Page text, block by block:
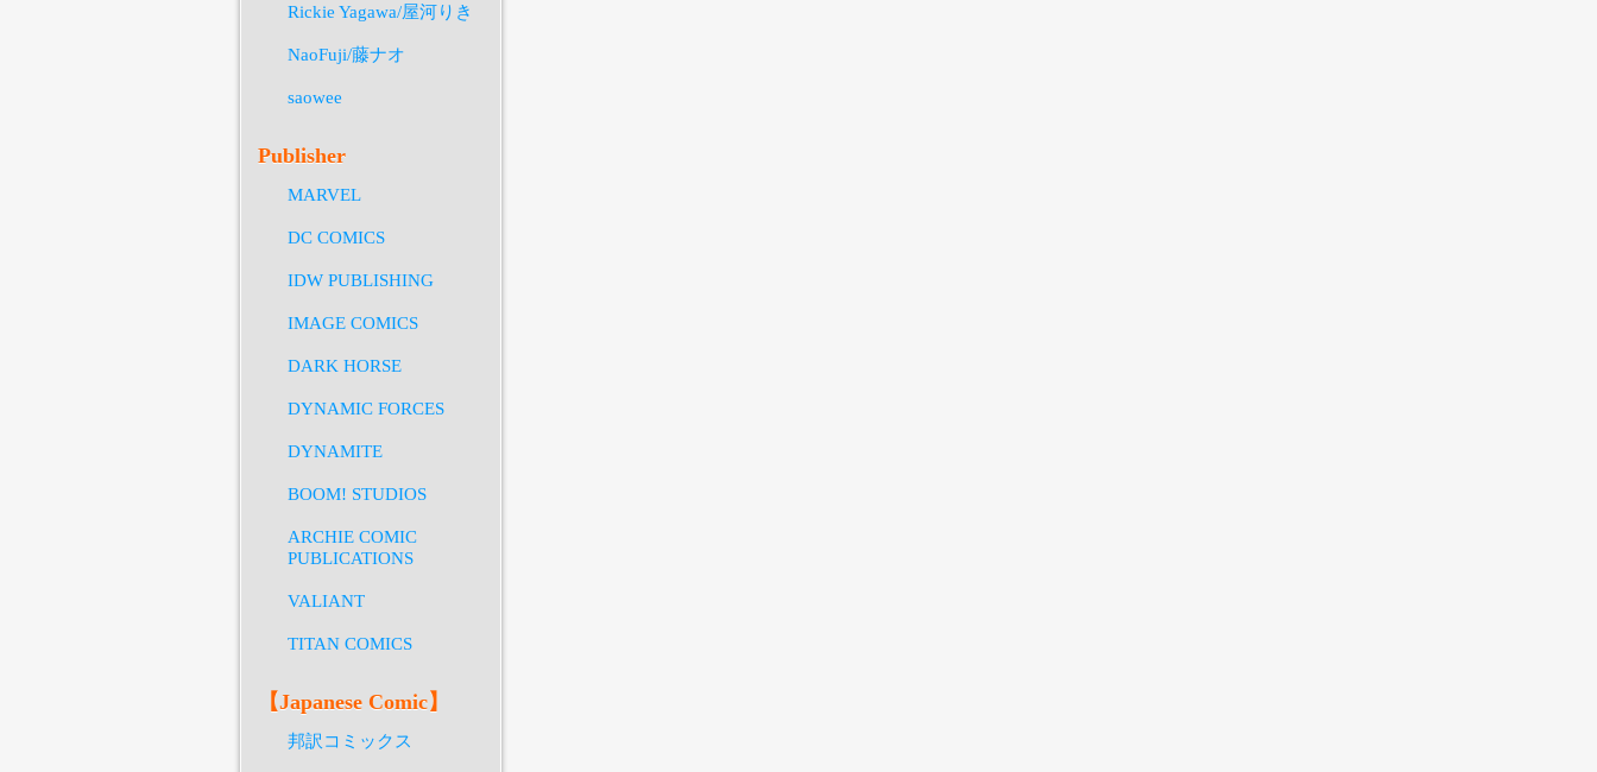
Rickie Yagawa/屋河りき
NaoFuji/藤ナオ
saowee
Publisher
MARVEL
DC COMICS
IDW PUBLISHING
IMAGE COMICS
DARK HORSE
DYNAMIC FORCES
DYNAMITE
BOOM! STUDIOS
ARCHIE COMIC
PUBLICATIONS
VALIANT
TITAN COMICS
【Japanese Comic】
邦訳コミックス